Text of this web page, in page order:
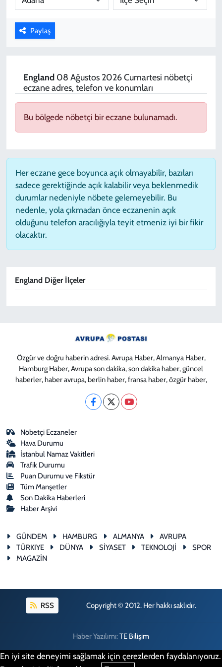
Paylaş
England08 Ağustos 2026 Cumartesi nöbetçi
eczane adres, telefon ve konumları
Bu bölgede nöbetçi bir eczane bulunamadı.
Her eczane gece boyunca açık olmayabilir, bazıları
sadece gerektiğinde açık kalabilir veya beklenmedik
durumlar nedeniyle nöbete gelemeyebilir. Bu
nedenle, yola çıkmadan önce eczanenin açık
olduğunu telefon aracılığıyla teyit etmeniz iyi bir fikir
olacaktır.
England Diğer İlçeler
Özgür ve doğru haberin adresi. Avrupa Haber, Almanya Haber,
Hamburg Haber, Avrupa son dakika, son dakika haber, güncel
haberler, haber avrupa, berlin haber, fransa haber, özgür haber,
Nöbetçi Eczaneler
Hava Durumu
İstanbul Namaz Vakitleri
Trafik Durumu
Puan Durumu ve Fikstür
Tüm Manşetler
Son Dakika Haberleri
Haber Arşivi
GÜNDEM HAMBURG ALMANYA
AVRUPA
TÜRKIYE
DÜNYA SİYASET TEKNOLOJİ
SPOR
MAGAZİN
RSS Copyright © 2012. Her hakkı saklıdır.
Haber Yazılımı:TE Bilişim
En iyi site deneyimi sağlamak için çerezlerden faydalanıyoruz.